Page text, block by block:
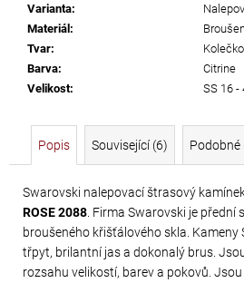
Varianta:
Materiál:
Tvar:
Kolečko
Barva:
Citrine
Velikost: SS 16 -
Popis Související (6) Podobné
Swarovski nalepovací štrasový
ROSE 2088 . Firma Swarovski je přední
broušeného křišťálového skla.
třpyt, brilantní jas a dokonalý brus.
rozsahu velikostí, barev a pokovů.
LEPIDLO
NA
KAMÍNKY
GÜTERMANN
HT2
30
G
169
Kč